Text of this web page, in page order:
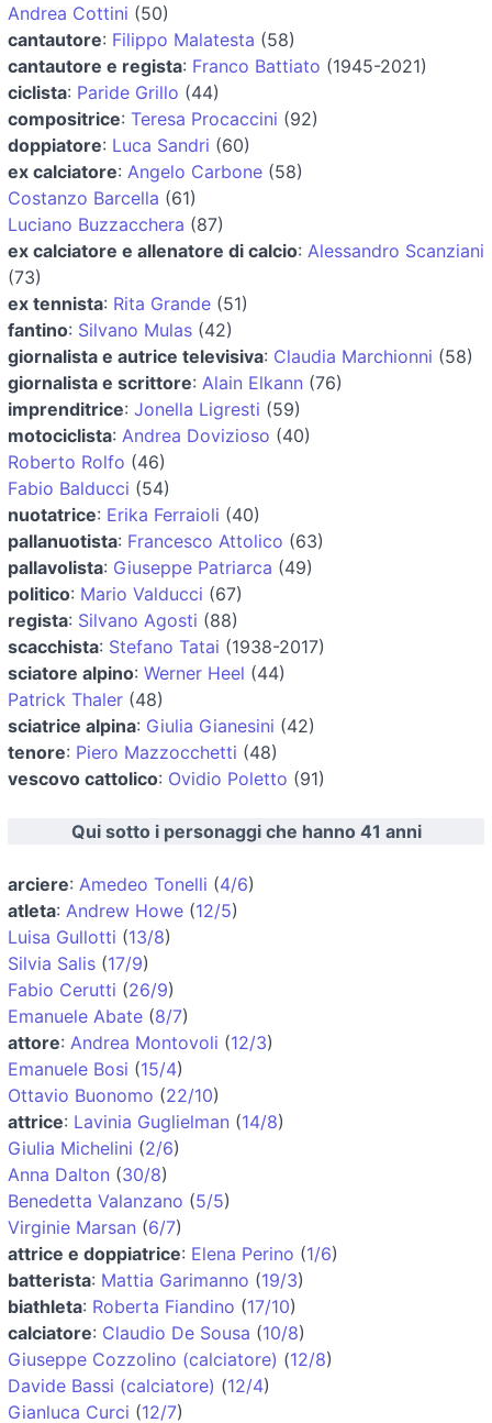
Andrea Cottini (50)
cantautore: Filippo Malatesta (58)
cantautore e regista: Franco Battiato (1945-2021)
ciclista: Paride Grillo (44)
compositrice: Teresa Procaccini (92)
doppiatore: Luca Sandri (60)
ex calciatore: Angelo Carbone (58)
Costanzo Barcella (61)
Luciano Buzzacchera (87)
ex calciatore e allenatore di calcio: Alessandro Scanziani
(73)
ex tennista: Rita Grande (51)
fantino: Silvano Mulas (42)
giornalista e autrice televisiva: Claudia Marchionni (58)
giornalista e scrittore: Alain Elkann (76)
imprenditrice: Jonella Ligresti (59)
motociclista: Andrea Dovizioso (40)
Roberto Rolfo (46)
Fabio Balducci (54)
nuotatrice: Erika Ferraioli (40)
pallanuotista: Francesco Attolico (63)
pallavolista: Giuseppe Patriarca (49)
politico: Mario Valducci (67)
regista: Silvano Agosti (88)
scacchista: Stefano Tatai (1938-2017)
sciatore alpino: Werner Heel (44)
Patrick Thaler (48)
sciatrice alpina: Giulia Gianesini (42)
tenore: Piero Mazzocchetti (48)
vescovo cattolico: Ovidio Poletto (91)
Qui sotto i personaggi che hanno 41 anni
arciere: Amedeo Tonelli (4/6)
atleta: Andrew Howe (12/5)
Luisa Gullotti (13/8)
Silvia Salis (17/9)
Fabio Cerutti (26/9)
Emanuele Abate (8/7)
attore: Andrea Montovoli (12/3)
Emanuele Bosi (15/4)
Ottavio Buonomo (22/10)
attrice: Lavinia Guglielman (14/8)
Giulia Michelini (2/6)
Anna Dalton (30/8)
Benedetta Valanzano (5/5)
Virginie Marsan (6/7)
attrice e doppiatrice: Elena Perino (1/6)
batterista: Mattia Garimanno (19/3)
biathleta: Roberta Fiandino (17/10)
calciatore: Claudio De Sousa (10/8)
Giuseppe Cozzolino (calciatore) (12/8)
Davide Bassi (calciatore) (12/4)
Gianluca Curci (12/7)